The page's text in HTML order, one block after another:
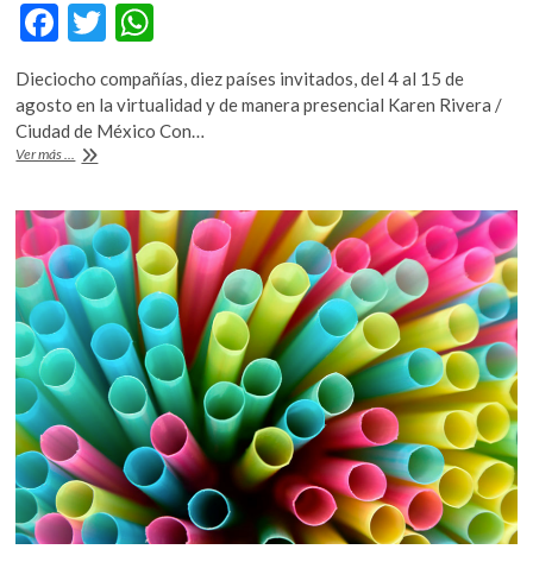
F
ac
e
b
o
o
k
T
itt
er
h
at
s
p
p
Dieciocho compañías, diez países invitados, del 4 al 15 de
agosto en la virtualidad y de manera presencial Karen Rivera /
Ciudad de México Con…
Ver más ... El
Danza
Contemporánea
de
la
CDMX,
apuesta
también
por
la
hibridez